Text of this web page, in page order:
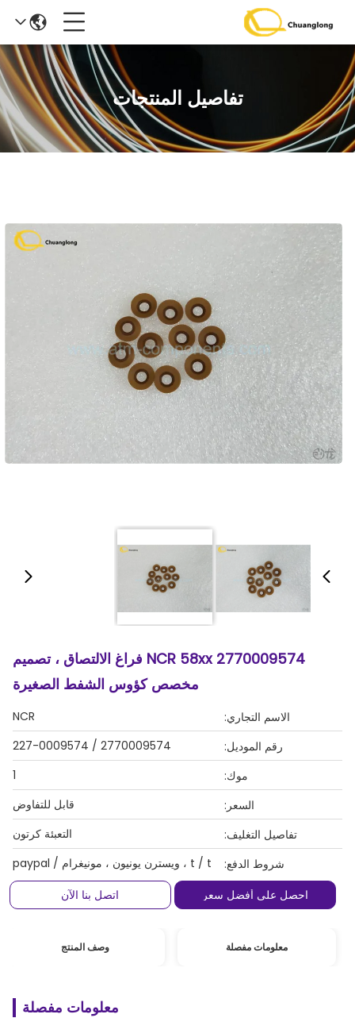
تفاصيل المنتجات
2770009574 NCR 58xx فراغ الالتصاق ، تصميم
مخصص كؤوس الشفط الصغيرة
الاسم التجاري:
NCR
رقم الموديل:
2770009574 / 227-0009574
موك:
1
السعر:
قابل للتفاوض
تفاصيل التغليف:
التعبئة كرتون
شروط الدفع:
t / t ، ويسترن يونيون ، مونيغرام / paypal
احصل على أفضل سعر
اتصل بنا الآن
معلومات مفصلة وصف المنتج
معلومات مفصلة